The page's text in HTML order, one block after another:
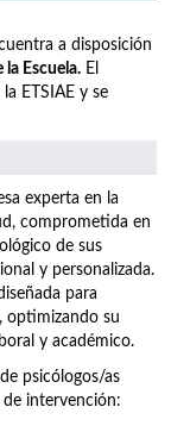
a disposición
la Escuela. El
ETSIAE y se
experta en la
comprometida en
de sus
y personalizada.
para
optimizando su
y académico.
psicólogos/as
de intervención: